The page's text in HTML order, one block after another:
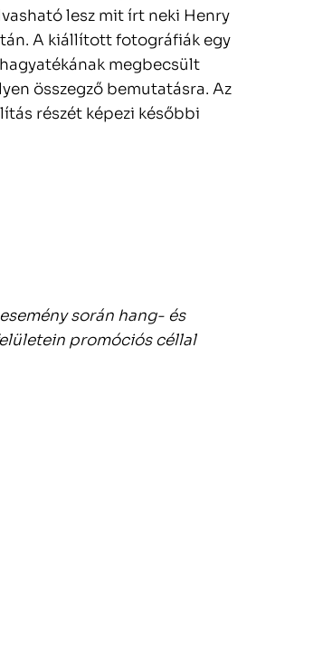
lesz mit írt neki Henry
A kiállított fotográfiák egy
megbecsült
összegző bemutatásra. Az
részét képezi későbbi
során hang- és
promóciós céllal